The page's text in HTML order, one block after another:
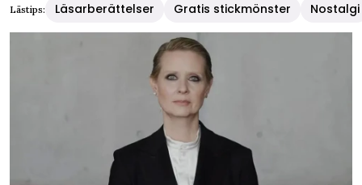
Lästips: Läsarberättelser Gratis stickmönster Nostalgi